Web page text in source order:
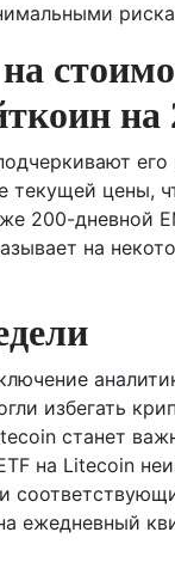
на
текущей цены,
200-дневной
на
избегать
станет
на Litecoin
ежедневный